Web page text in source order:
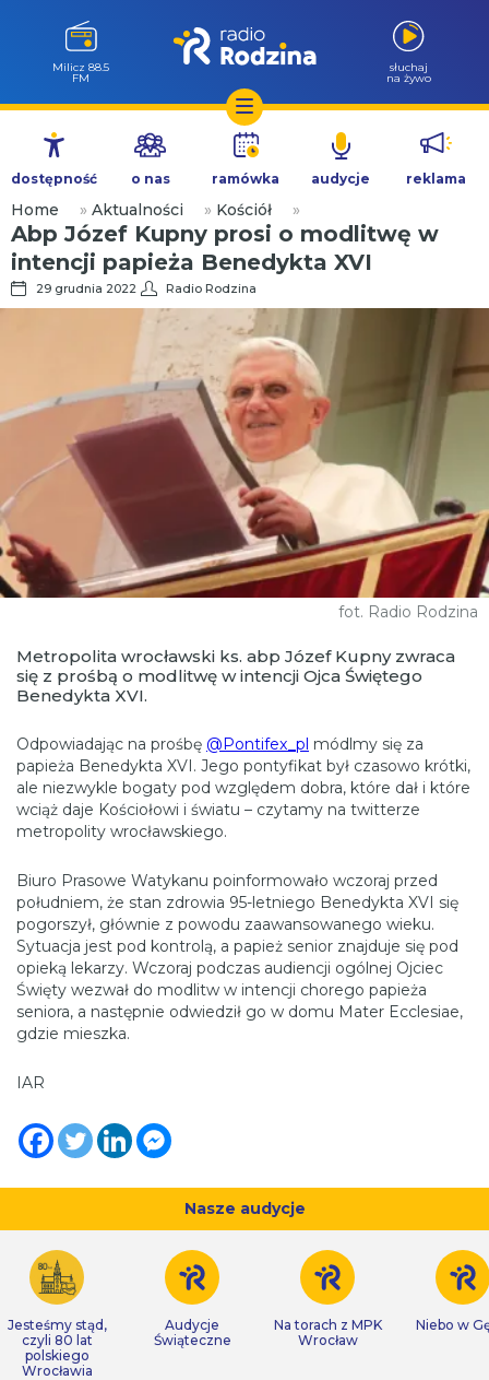
Przejdź
treści
Milicz 88.5
FM
słuchaj
na żywo
dostępność o nas ramówka audycje reklama
Home » Aktualności » Kościół »
Abp Józef Kupny prosi o modlitwę w
intencji papieża Benedykta XVI
29 grudnia 2022 Radio Rodzina
fot. Radio Rodzina
Metropolita wrocławski ks. abp Józef Kupny zwraca
się z prośbą o modlitwę w intencji Ojca Świętego
Benedykta XVI.
Odpowiadając na prośbę @Pontifex_pl ⁩ módlmy się za
papieża Benedykta XVI. Jego pontyfikat był czasowo krótki,
ale niezwykle bogaty pod względem dobra, które dał i które
wciąż daje Kościołowi i światu – czytamy na twitterze
metropolity wrocławskiego.
Biuro Prasowe Watykanu poinformowało wczoraj przed
południem, że stan zdrowia 95-letniego Benedykta XVI się
pogorszył, głównie z powodu zaawansowanego wieku.
Sytuacja jest pod kontrolą, a papież senior znajduje się pod
opieką lekarzy. Wczoraj podczas audiencji ogólnej Ojciec
Święty wezwał do modlitw w intencji chorego papieża
seniora, a następnie odwiedził go w domu Mater Ecclesiae,
gdzie mieszka.
IAR
Nasze audycje
Jesteśmy stąd,
czyli 80 lat
polskiego
Wrocławia
Audycje
Świąteczne
Na torach z MPK
Wrocław
Niebo w